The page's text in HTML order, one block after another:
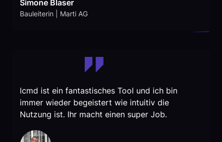
Simone Blaser
Bauleiterin | Marti AG
lcmd ist ein fantastisches Tool und ich bin
immer wieder begeistert wie intuitiv die
Nutzung ist. Ihr macht einen super Job.